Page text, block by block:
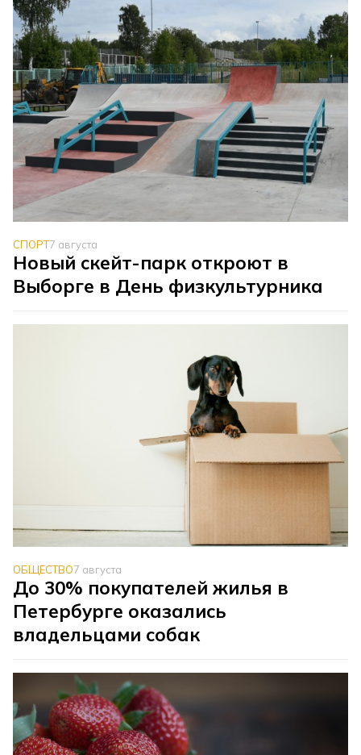
СПОРТ7 августа
Новый скейт-парк откроют в
Выборге в День физкультурника
ОБЩЕСТВО7 августа
До 30% покупателей жилья в
Петербурге оказались
владельцами собак